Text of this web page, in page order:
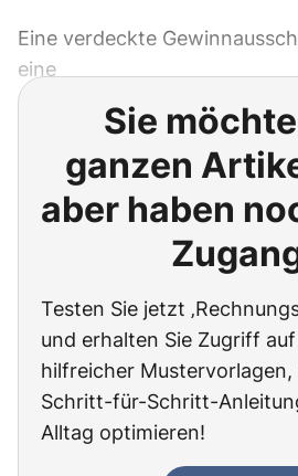
Eine verdeckte
eine
Sie
ganzen
aber haben
Testen Sie jetzt
und erhalten Sie Zugriff
hilfreicher
Schritt-für-Schritt-
Alltag optimieren!